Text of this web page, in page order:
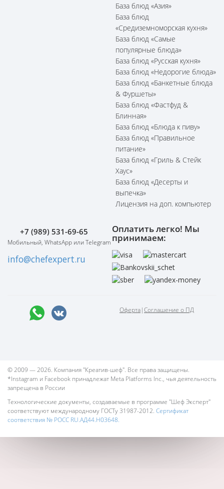
База блюд «Азия»
База блюд
«Средиземноморская кухня»
База блюд «Самые
популярные блюда»
База блюд «Русская кухня»
База блюд «Недорогие блюда»
База блюд «Банкетные блюда
& Фуршеты»
База блюд «Фастфуд &
Блинная»
База блюд «Блюда к пиву»
База блюд «Правильное
питание»
База блюд «Гриль & Стейк
Хаус»
База блюд «Десерты и
выпечка»
Лицензия на доп. компьютер
+7 (989) 531-69-65
Мобильный, WhatsApp или Telegram
info@chefexpert.ru
Оплатить легко! Мы
принимаем:
Оферта|Соглашение о ПД
© 2009 — 2026. Компания "Креатив-шеф". Все права защищены.
*Instagram и Facebook принадлежат Meta Platforms Inc., чья деятельность
запрещена в России
Технологические документы, создаваемые в программе "Шеф Эксперт"
соответствуют международному ГОСТу 31987-2012. Сертификат
соответствия № РОСС RU.АД44.Н03648.